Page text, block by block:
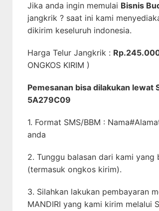
Jika anda ingin memulai Bisnis
jangkrik ? saat ini kami
dikirim keseluruh indonesia.
Harga Telur Jangkrik :
ONGKOS KIRIM )
Pemesanan bisa dilakukan
5A279C09
1. Format SMS/BBM :
anda
2. Tunggu balasan dari kami
(termasuk ongkos kirim).
3. Silahkan lakukan pembayaran
MANDIRI yang kami kirim melalui